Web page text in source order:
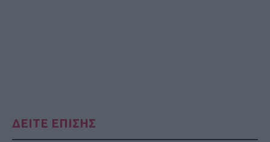
ΔΕΙΤΕ ΕΠΙΣΗΣ